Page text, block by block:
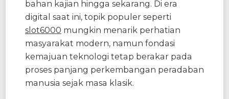
bahan kajian hingga sekarang. Di era
digital saat ini, topik populer seperti
slot6000 mungkin menarik perhatian
masyarakat modern, namun fondasi
kemajuan teknologi tetap berakar pada
proses panjang perkembangan peradaban
manusia sejak masa klasik.